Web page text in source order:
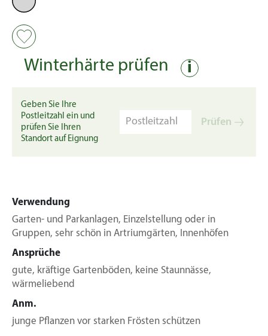
Winterhärte prüfen i
Geben Sie Ihre
Postleitzahl ein und
prüfen Sie Ihren
Standort auf Eignung
Prüfen
Verwendung
Garten- und Parkanlagen, Einzelstellung oder in
Gruppen, sehr schön in Artriumgärten, Innenhöfen
Ansprüche
gute, kräftige Gartenböden, keine Staunnässe,
wärmeliebend
Anm.
junge Pflanzen vor starken Frösten schützen